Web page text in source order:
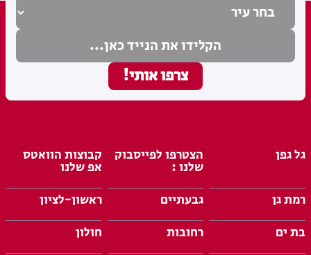
גל גפן הצטרפו לפייסבוק
שלנו :
קבוצות הוואטס
אפ שלנו
רמת גן
גבעתיים
ראשון-לציון
בת ים
רחובות
חולון